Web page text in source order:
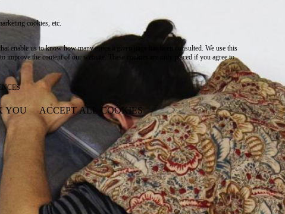
cookies, etc.
enable us to know how many times a given page has been consulted. We use this
improve the content of our website. These cookies are only placed if you agree to
YOU ACCEPT ALL COOKIES
CONSENT